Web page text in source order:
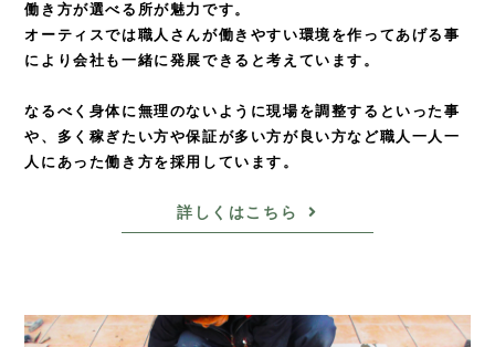
働き方が選べる所が魅力です。
オーティスでは職人さんが働きやすい環境を作ってあげる事
により会社も一緒に発展できると考えています。
なるべく身体に無理のないように現場を調整するといった事
や、 多く稼ぎたい方や保証が多い方が良い方など職人一人一
人にあった働き方を採用しています。
詳しくはこちら